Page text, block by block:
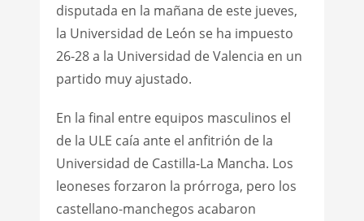
disputada en la mañana de este jueves,
la Universidad de León se ha impuesto
26-28 a la Universidad de Valencia en un
partido muy ajustado.
En la final entre equipos masculinos el
de la ULE caía ante el anfitrión de la
Universidad de Castilla-La Mancha. Los
leoneses forzaron la prórroga, pero los
castellano-manchegos acabaron